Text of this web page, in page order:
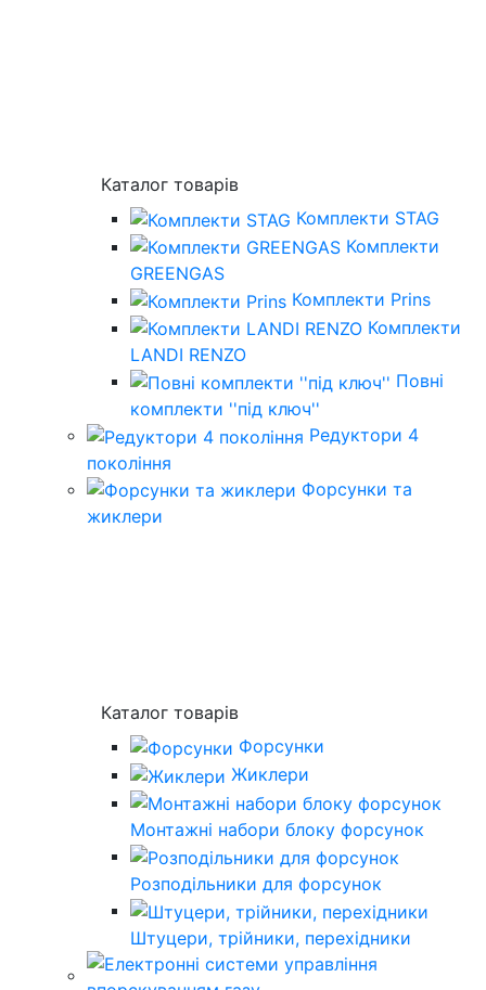
Каталог товарів
Комплекти STAG
Комплекти
GREENGAS
Комплекти Prins
Комплекти
LANDI RENZO
Повнi
комплекти ''пiд ключ''
Редуктори 4
покоління
Форсунки та
жиклери
Каталог товарів
Форсунки
Жиклери
Монтажні набори блоку форсунок
Розподільники для форсунок
Штуцери, трійники, перехідники